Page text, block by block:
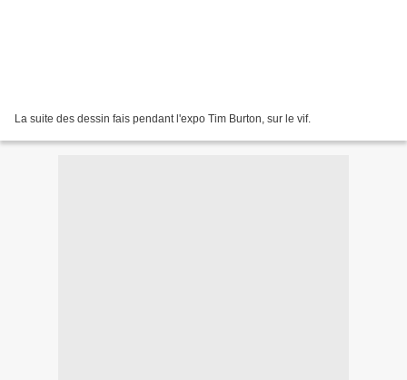
La suite des dessin fais pendant l'expo Tim Burton, sur le vif.